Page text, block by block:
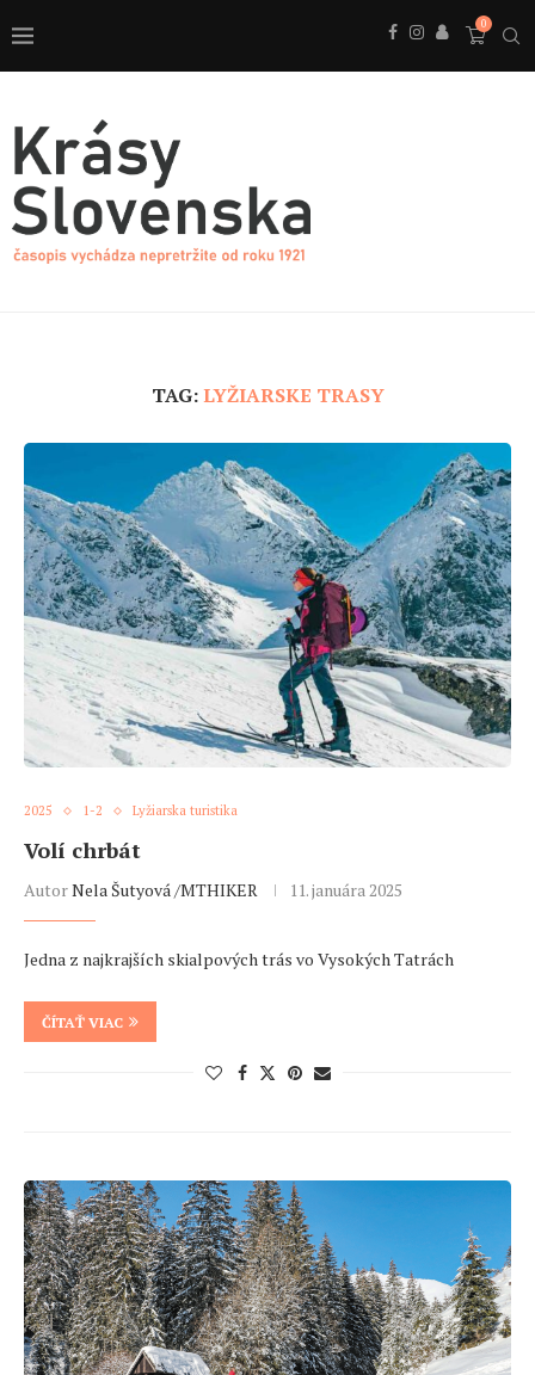
0
TAG:LYŽIARSKE TRASY
2025 1-2 Lyžiarska turistika
Volí chrbát
AutorNela Šutyová /MTHIKER 11. januára 2025
Jedna z najkrajších skialpových trás vo Vysokých Tatrách
ČÍTAŤ VIAC